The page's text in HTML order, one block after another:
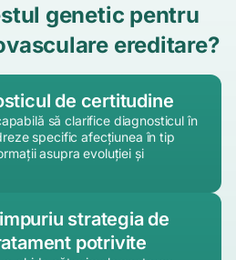
genetic pentru
ereditare?
de certitudine
să clarifice diagnosticul în
specific afecțiunea în tip
asupra evoluției și
strategia de
potrivite